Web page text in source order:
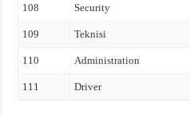
108 Security
109 Teknisi
110 Administration
111 Driver